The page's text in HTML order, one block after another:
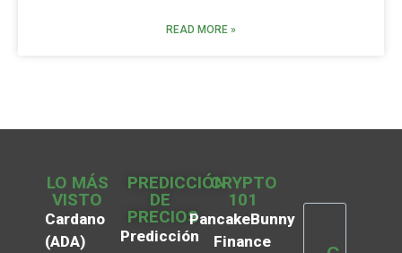
READ MORE »
LO MÁS
VISTO
Cardano
(ADA)
PREDICCIÓN
DE
PRECIOS
Predicción
CRYPTO
101
PancakeBunny
Finance